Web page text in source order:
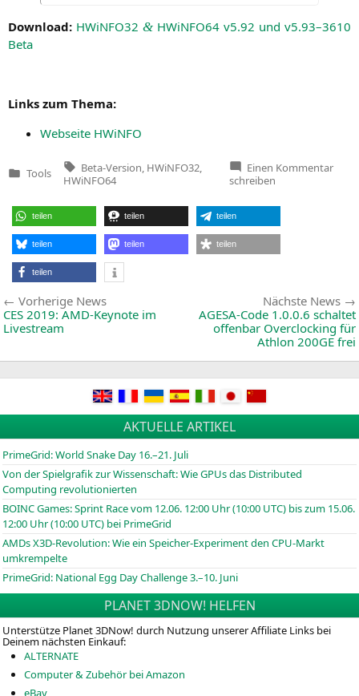
Down­load: HWiNFO32 & HWiNFO64 v5.92 und v5.93–3610
Beta
Links zum Thema:
Web­sei­te HWiNFO
Veröffentlicht
Tools
Tags:
Beta-Version HWiNFO32
HWiNFO64
Einen Kommentarzu
schreiben
teilen teilen teilen
teilen teilen teilen
teilen
Beitragsnavigation
Vorherige NewsVorherige
News:
CES 2019: AMD-Keynote im
Livestream
Nächste News
AGESA-Code 1.0.0.6 schaltet
offenbar Overclocking für
Athlon 200GE frei
AKTUELLE ARTIKEL
PrimeGrid: World Snake Day 16.–21. Juli
Von der Spielgrafik zur Wissenschaft: Wie GPUs das Distributed
Computing revolutionierten
BOINCGames: Sprint Race vom 12.06. 12:00 Uhr (10:00 UTC) bis zum 15.06.
12:00 Uhr (10:00 UTC) bei PrimeGrid
AMDs X3D-Revolution: Wie ein Speicher-Experiment den CPU-Markt
umkrempelte
PrimeGrid: National Egg Day Challenge 3.–10. Juni
PLANET 3DNOW! HELFEN
Unterstütze Planet 3DNow! durch Nutzung unserer Affiliate Links bei
Deinem nächsten Einkauf:
ALTERNATE
Computer & Zubehör bei Amazon
eBay